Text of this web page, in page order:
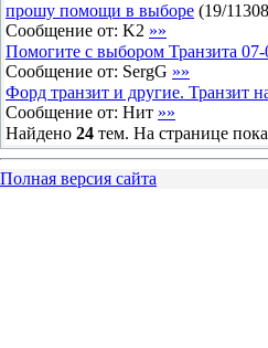
прошу помощи в выборе (19/11308
Сообщение от: K2 »»
Помогите с выбором Транзита 07-
Сообщение от: SergG »»
Форд транзит и другие. Транзит
Сообщение от: Нит »»
Найдено 24 тем. На странице
Полная версия сайта